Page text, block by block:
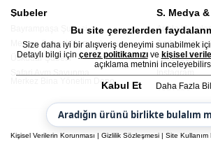
Şubeler
Bayrampaşa Şubesi
Mercan Şubesi (Avrupa)
Üsküdar Şubesi
Safari Avm Savunma
Merkez Bina Yönetim Depo
S. Medya
Apple
Android
Facebook
Instagram
YouTube
© 2026 - Polis Malzemeleri - Her
Kişisel Verilerin Korunması | Gizlilik Sözleşmesi | Site Kullanım
Aradığın ürünü birlikte bulalım
Bu site çerezlerden
Size daha iyi bir alışveriş deneyimi sunabilmek
Detaylı bilgi için çerez politikamızıve kişisel
açıklama metnini
Kabul Et Daha Fazla